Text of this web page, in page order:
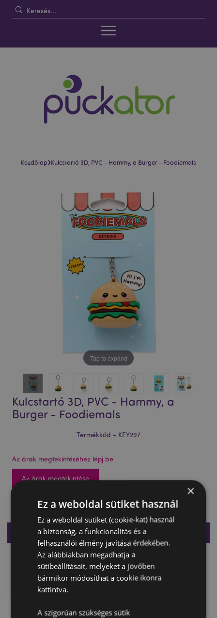
Kezdőlap›Kulcstartó 3D, PVC - Hammy, a Burger - Foodiemals
Tap to expand
Kulcstartó 3D, PVC - Hammy, a
Burger - Foodiemals
Termékkód - KEY297
Az árak megtekintéséhez lépj be
Az árak megtekintése
Termékleírás
Termékleírás
Kulcstartó 3D, PVC - Hammy, a Burger - Foodiemals
×
Ez a weboldal sütiket használ
Ez a weboldal sütiket (cookie-kat) használ
a biztonság, a funkcionalitás és a
felhasználói élmény javítása érdekében.
Az alábbiakban megadhatja a
sütibeállításait, melyeket a jövőben
bármikor módosíthat a cookie ikonra
kattintva.
A szigorúan szükséges sütik